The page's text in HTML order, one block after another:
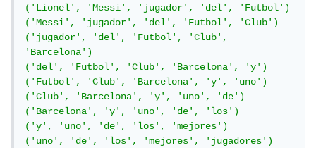
('Lionel', 'Messi', 'jugador', 'del', 'Futbol')
('Messi', 'jugador', 'del', 'Futbol', 'Club')
('jugador', 'del', 'Futbol', 'Club',
'Barcelona')
('del', 'Futbol', 'Club', 'Barcelona', 'y')
('Futbol', 'Club', 'Barcelona', 'y', 'uno')
('Club', 'Barcelona', 'y', 'uno', 'de')
('Barcelona', 'y', 'uno', 'de', 'los')
('y', 'uno', 'de', 'los', 'mejores')
('uno', 'de', 'los', 'mejores', 'jugadores')